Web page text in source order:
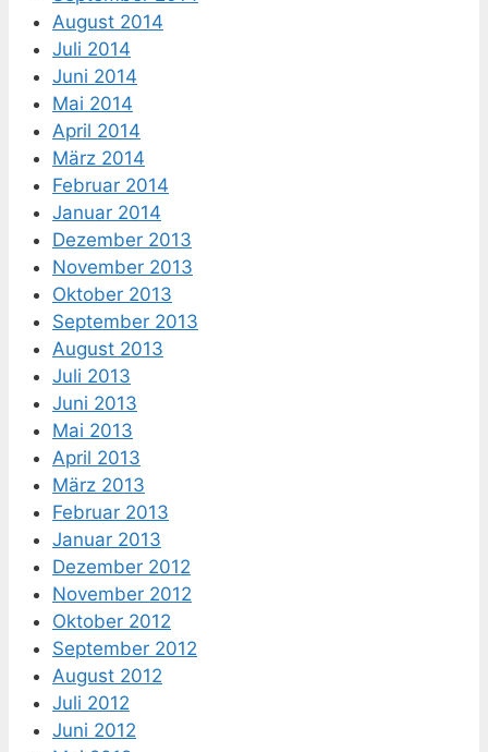
August 2014
Juli 2014
Juni 2014
Mai 2014
April 2014
März 2014
Februar 2014
Januar 2014
Dezember 2013
November 2013
Oktober 2013
September 2013
August 2013
Juli 2013
Juni 2013
Mai 2013
April 2013
März 2013
Februar 2013
Januar 2013
Dezember 2012
November 2012
Oktober 2012
September 2012
August 2012
Juli 2012
Juni 2012